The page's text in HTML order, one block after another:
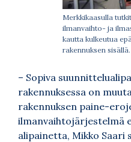
Merkkikaasulla
ilmanvaihto- ja
kautta kulkeutua
rakennuksen sisällä.
– Sopiva
rakennuksessa on
rakennuksen paine-
ilmanvaihtojärjestelmä
alipainetta, Mikko Saari